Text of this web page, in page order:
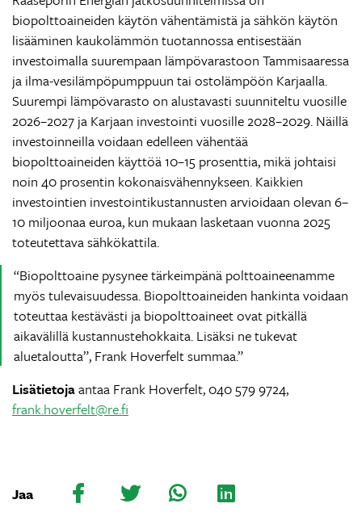
biopolttoaineiden käytön vähentämistä ja sähkön käytön
lisääminen kaukolämmön tuotannossa entisestään
investoimalla suurempaan lämpövarastoon Tammisaaressa
ja ilma-vesilämpöpumppuun tai ostolämpöön Karjaalla.
Suurempi lämpövarasto on alustavasti suunniteltu vuosille
2026–2027 ja Karjaan investointi vuosille 2028–2029. Näillä
investoinneilla voidaan edelleen vähentää
biopolttoaineiden käyttöä 10–15 prosenttia, mikä johtaisi
noin 40 prosentin kokonaisvähennykseen. Kaikkien
investointien investointikustannusten arvioidaan olevan 6–
10 miljoonaa euroa, kun mukaan lasketaan vuonna 2025
toteutettava sähkökattila.
Biopolttoaine pysynee tärkeimpänä polttoaineenamme
myös tulevaisuudessa. Biopolttoaineiden hankinta voidaan
toteuttaa kestävästi ja biopolttoaineet ovat pitkällä
aikavälillä kustannustehokkaita. Lisäksi ne tukevat
aluetaloutta”, Frank Hoverfelt summaa.
Lisätietojaantaa Frank Hoverfelt, 040 579 9724,
frank.hoverfelt@re.fi
Jaa